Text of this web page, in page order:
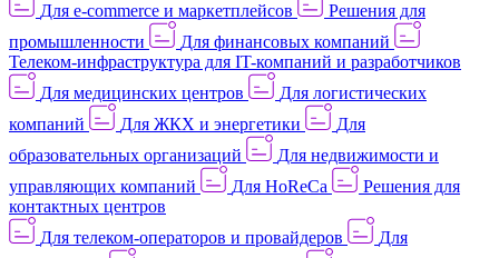
Для e-commerce и маркетплейсов
Решения для
промышленности
Для финансовых компаний
Телеком-инфраструктура для IT-компаний и разработчиков
Для медицинских центров
Для логистических
компаний
Для ЖКХ и энергетики
Для
образовательных организаций
Для недвижимости и
управляющих компаний
Для HoReCa
Решения для
контактных центров
Для телеком-операторов и провайдеров
Для